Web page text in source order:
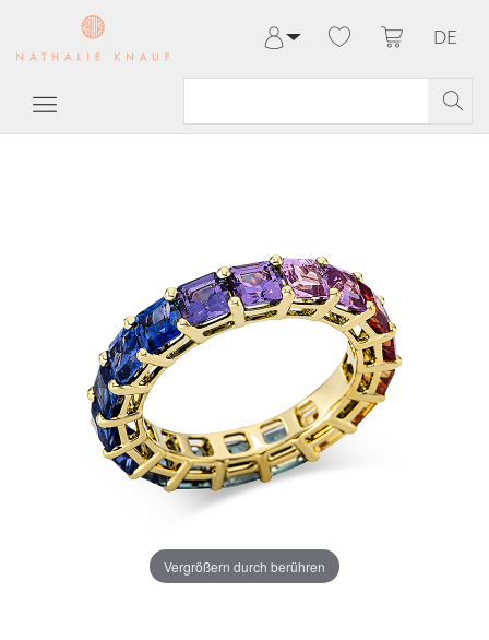
Meine Bestellungen
DE
Vergrößern durch berühren